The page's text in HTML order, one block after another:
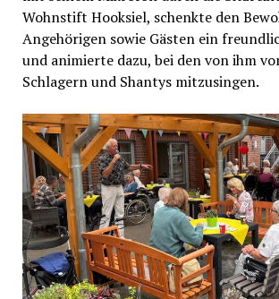
Wohnstift Hooksiel, schenkte den
Angehörigen sowie Gästen ein
und animierte dazu, bei den von ihm
Schlagern und Shantys mitzusingen.